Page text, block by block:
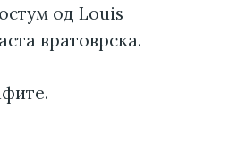
од Louis
вратоврска.